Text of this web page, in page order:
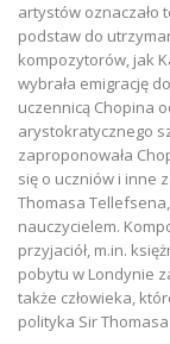
artystów oznaczało
podstaw do
kompozytorów, jak
wybrała emigrację
uczennicą Chopina
arystokratycznego
zaproponowała
się o uczniów i inne
Thomasa
nauczycielem.
przyjaciół, m.in.
pobytu w Londynie
także człowieka,
polityka Sir